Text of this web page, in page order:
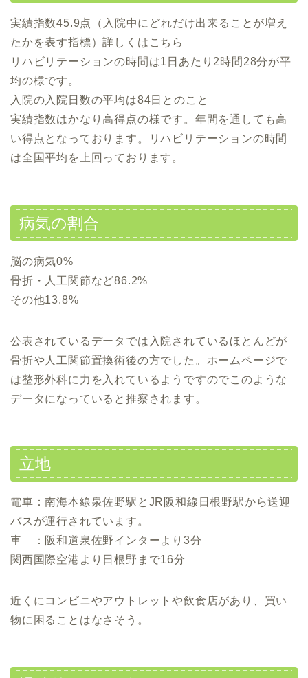
実績指数45.9点（入院中にどれだけ出来ることが増え
たかを表す指標）詳しくはこちら
リハビリテーションの時間は1日あたり2時間28分が平
均の様です。
入院の入院日数の平均は84日とのこと
実績指数はかなり高得点の様です。年間を通しても高
い得点となっております。リハビリテーションの時間
は全国平均を上回っております。
病気の割合
脳の病気0%
骨折・人工関節など86.2%
その他13.8%
公表されているデータでは入院されているほとんどが
骨折や人工関節置換術後の方でした。ホームページで
は整形外科に力を入れているようですのでこのような
データになっていると推察されます。
立地
電車：南海本線泉佐野駅とJR阪和線日根野駅から送迎
バスが運行されています。
車 ：阪和道泉佐野インターより3分
関西国際空港より日根野まで16分
近くにコンビニやアウトレットや飲食店があり、買い
物に困ることはなさそう。